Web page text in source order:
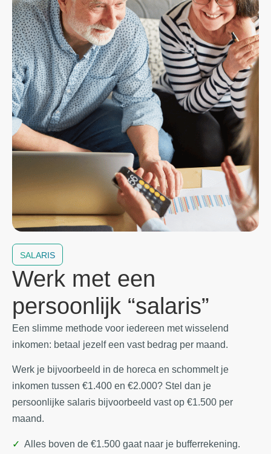
SALARIS
Werk met een
persoonlijk “salaris”
Een slimme methode voor iedereen met wisselend
inkomen: betaal jezelf een vast bedrag per maand.
Werk je bijvoorbeeld in de horeca en schommelt je
inkomen tussen €1.400 en €2.000? Stel dan je
persoonlijke salaris bijvoorbeeld vast op €1.500 per
maand.
Alles boven de €1.500 gaat naar je bufferrekening.